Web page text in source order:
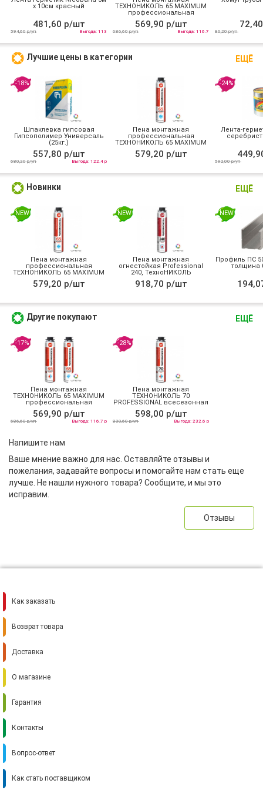
х 10см красный
481,60 р/шт
594,60 р/уп Выгода: 113
ТЕХНОНИКОЛЬ 65 MAXIMUM
профессиональная
всесезонная
569,90 р/шт
686,60 р/уп Выгода: 116.7 86,20 р/уп
ЕЩЁ
Лучшие цены в категории
-18%
Шпаклевка гипсовая
Гипсополимер Универсаль
(25кг.)
557,80 р/шт
680,20 р/уп Выгода: 122.4 р
Пена монтажная
профессиональная
ТЕХНОНИКОЛЬ 65 MAXIMUM
зимняя
579,20 р/шт
-24%
Лента-
592,00 р/уп
ЕЩЁ
Новинки
NEW
Пена монтажная
профессиональная
ТЕХНОНИКОЛЬ 65 MAXIMUM
зимняя
579,20 р/шт
NEW
Пена монтажная
огнестойкая Professional
240, ТехноНИКОЛЬ
918,70 р/шт
NEW
Профиль ПС
толщина
ЕЩЁ
Другие покупают
-17%
Пена монтажная
ТЕХНОНИКОЛЬ 65 MAXIMUM
профессиональная
всесезонная
569,90 р/шт
686,60 р/уп Выгода: 116.7 р
-28%
Пена монтажная
ТЕХНОНИКОЛЬ 70
PROFESSIONAL всесезонная
598,00 р/шт
830,60 р/уп Выгода: 232.6 р
Напишите нам
Ваше мнение важно для нас. Оставляйте отзывы и
пожелания, задавайте вопросы и помогайте нам стать еще
лучше. Не нашли нужного товара? Сообщите, и мы это
исправим.
Отзывы
Как заказать
Возврат товара
Доставка
О магазине
Гарантия
Контакты
Вопрос-ответ
Как стать поставщиком